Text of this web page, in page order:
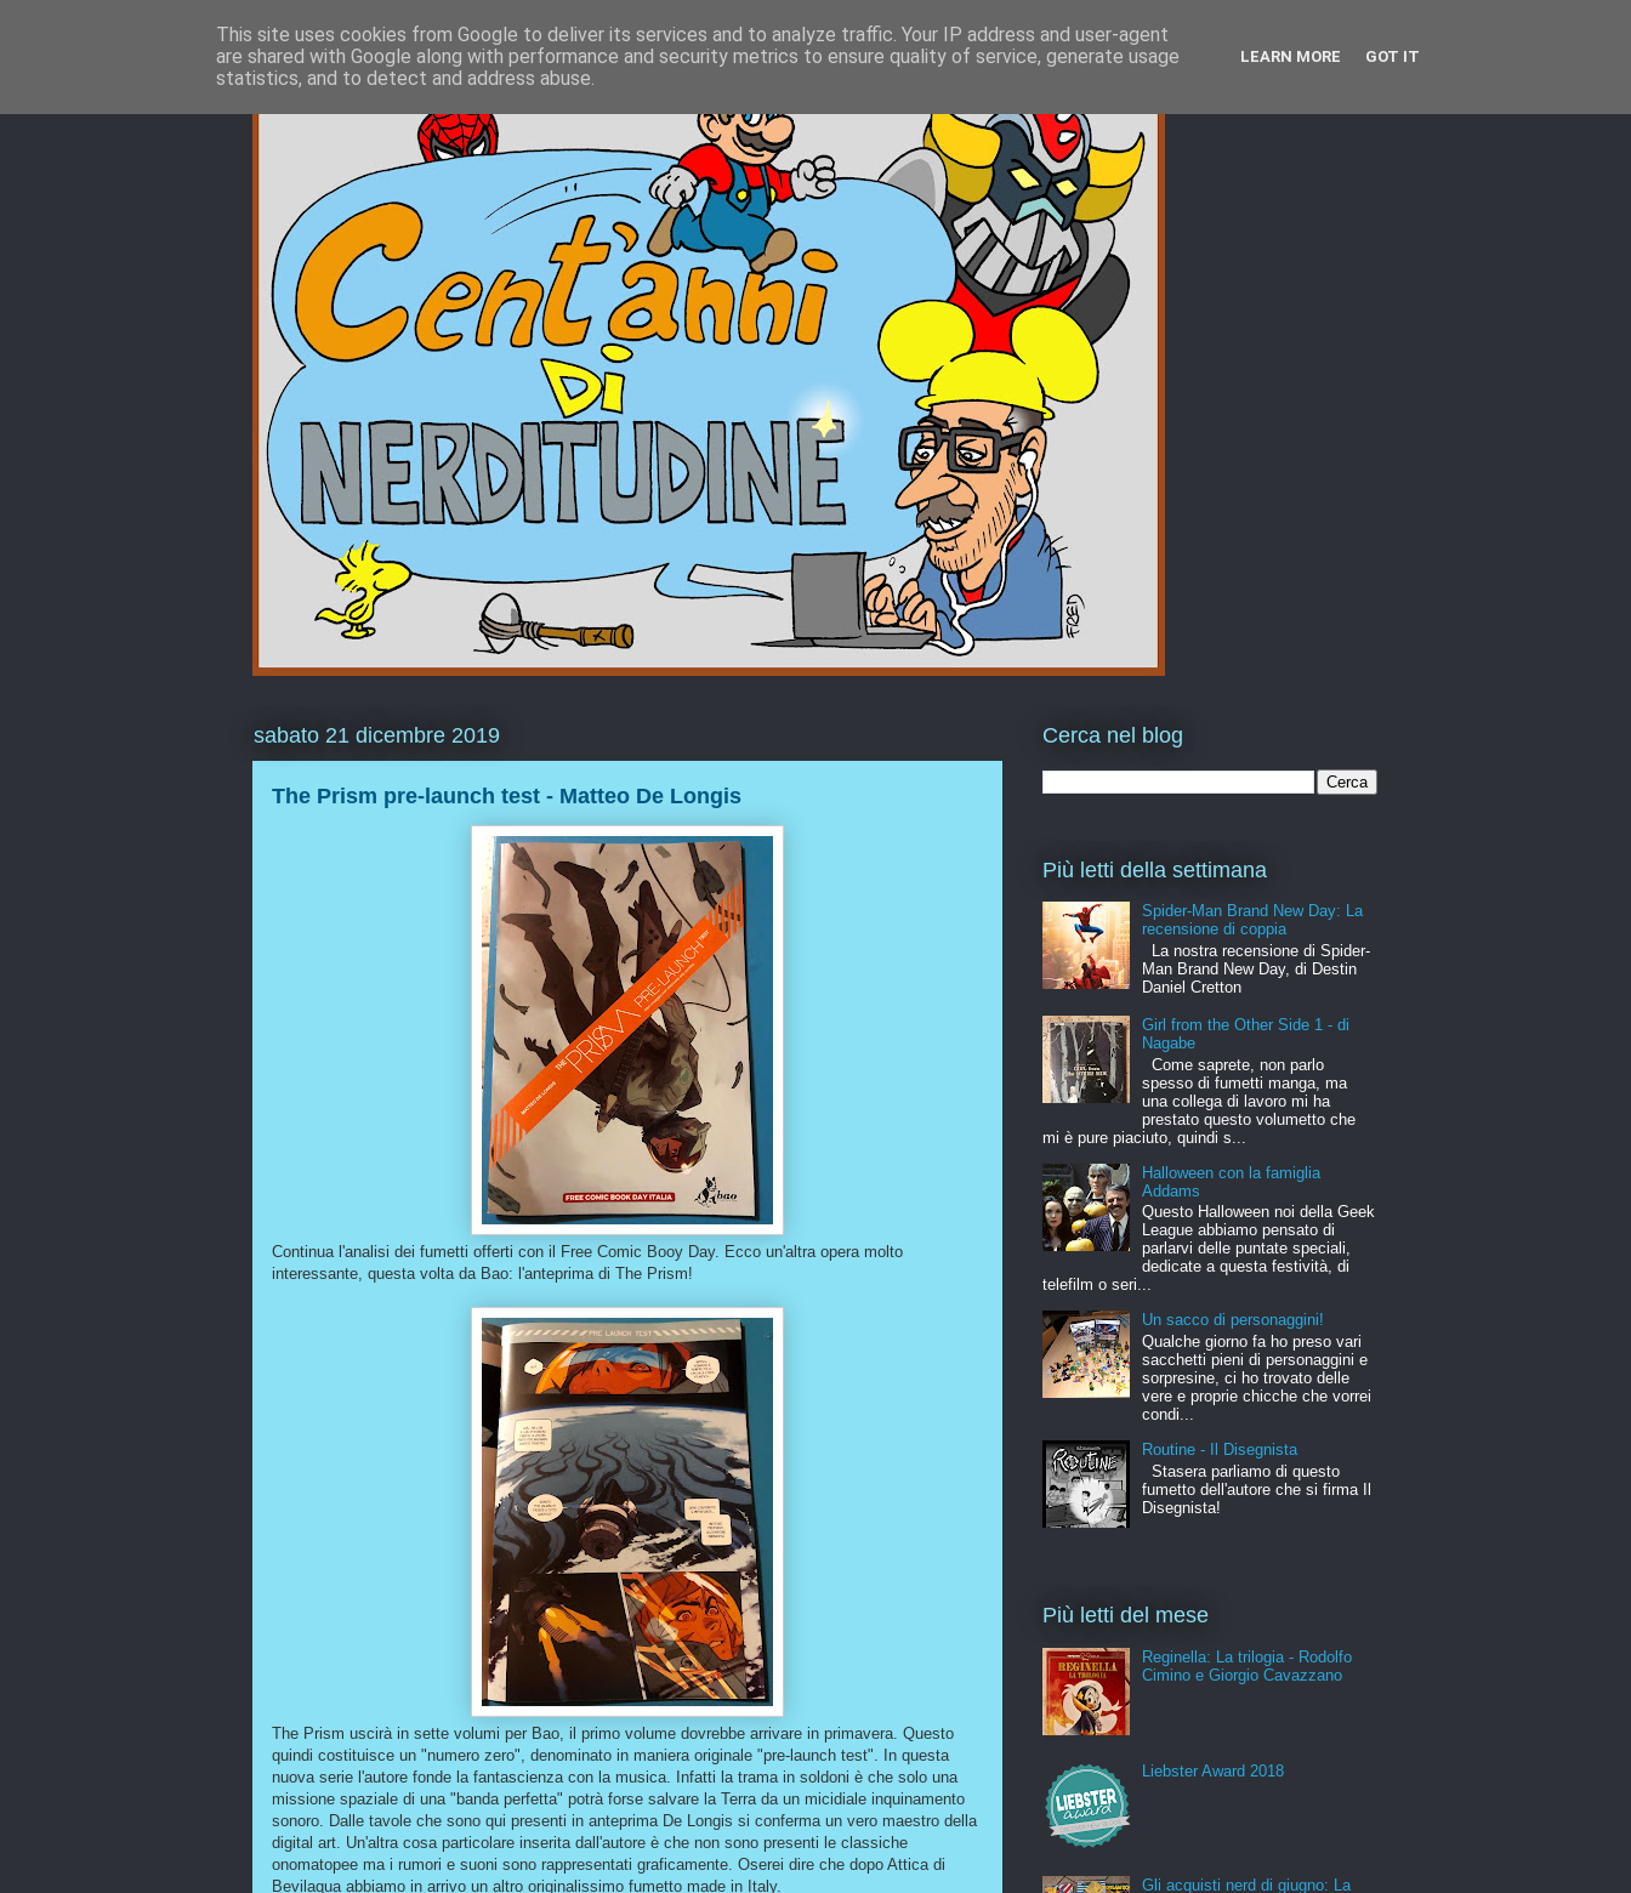
sabato 21 dicembre 2019
The Prism pre-launch test - Matteo De Longis
Continua l'analisi dei fumetti offerti con il Free Comic Booy Day. Ecco un'altra opera molto
interessante, questa volta da Bao: l'anteprima di The Prism!
The Prism uscirà in sette volumi per Bao, il primo volume dovrebbe arrivare in primavera. Questo
quindi costituisce un "numero zero", denominato in maniera originale "pre-launch test". In questa
nuova serie l'autore fonde la fantascienza con la musica. Infatti la trama in soldoni è che solo una
missione spaziale di una "banda perfetta" potrà forse salvare la Terra da un micidiale inquinamento
sonoro. Dalle tavole che sono qui presenti in anteprima De Longis si conferma un vero maestro della
digital art. Un'altra cosa particolare inserita dall'autore è che non sono presenti le classiche
onomatopee ma i rumori e suoni sono rappresentati graficamente. Oserei dire che dopo Attica di
Bevilaqua abbiamo in arrivo un altro originalissimo fumetto made in Italy.
Cerca nel blog
Più letti della settimana
Spider-Man Brand New Day: La
recensione di coppia
La nostra recensione di Spider-
Man Brand New Day, di Destin
Daniel Cretton
Girl from the Other Side 1 - di
Nagabe
Come saprete, non parlo
spesso di fumetti manga, ma
una collega di lavoro mi ha
prestato questo volumetto che
mi è pure piaciuto, quindi s...
Halloween con la famiglia
Addams
Questo Halloween noi della Geek
League abbiamo pensato di
parlarvi delle puntate speciali,
dedicate a questa festività, di
telefilm o seri...
Un sacco di personaggini!
Qualche giorno fa ho preso vari
sacchetti pieni di personaggini e
sorpresine, ci ho trovato delle
vere e proprie chicche che vorrei
condi...
Routine - Il Disegnista
Stasera parliamo di questo
fumetto dell'autore che si firma Il
Disegnista!
Più letti del mese
Reginella: La trilogia - Rodolfo
Cimino e Giorgio Cavazzano
Liebster Award 2018
Gli acquisti nerd di giugno: La
This site uses cookies from Google to deliver its services and to analyze traffic. Your IP address and user-agent
are shared with Google along with performance and security metrics to ensure quality of service, generate usage
statistics, and to detect and address abuse.
LEARN MORE GOT IT